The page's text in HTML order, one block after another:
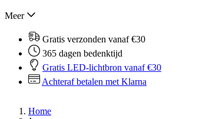
Meer
Gratis verzonden vanaf €30
365 dagen bedenktijd
Gratis LED-lichtbron vanaf €30
Achteraf betalen met Klarna
Home